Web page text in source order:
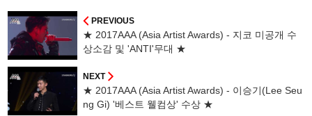
PREVIOUS
★ 2017AAA (Asia Artist Awards) - 지코 미공개 수
상소감 및 'ANTI'무대 ★
NEXT
★ 2017AAA (Asia Artist Awards) - 이승기(Lee Seu
ng Gi) '베스트 웰컴상' 수상 ★